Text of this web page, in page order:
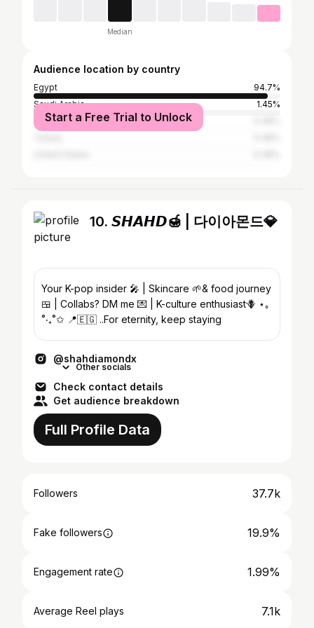
Median
Audience location by country
Egypt
94.7%
Saudi Arabia
1.45%
Jordan
Start a Free Trial to Unlock
10. 𝙎𝙃𝘼𝙃𝘿🍯 | 다이아몬드💎
Your K-pop insider 🎤 | Skincare 🌱& food journey
🍱 | Collabs? DM me 💌 | K-culture enthusiast🪻 ⋆｡
˚‧₊˚✩ 📍🇪🇬 ..For eternity, keep staying
@shahdiamondx
Other socials
Check contact details
Get audience breakdown
Full Profile Data
Followers 37.7k
Fake followers 19.9%
Engagement rate 1.99%
Average Reel plays 7.1k